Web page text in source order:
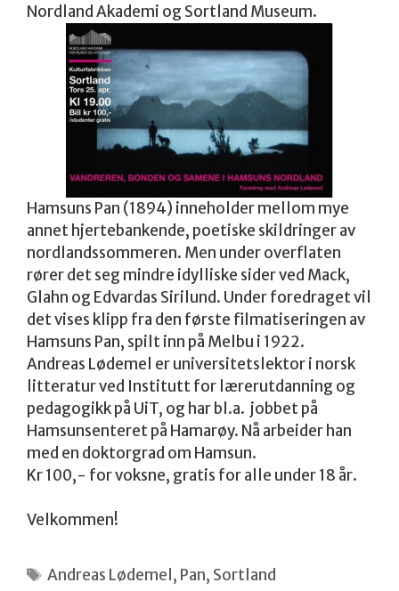
Nordland Akademi og Sortland Museum.
Hamsuns Pan (1894) inneholder mellom mye
annet hjertebankende, poetiske skildringer av
nordlandssommeren. Men under overflaten
rører det seg mindre idylliske sider ved Mack,
Glahn og Edvardas Sirilund. Under foredraget vil
det vises klipp fra den første filmatiseringen av
Hamsuns Pan, spilt inn på Melbu i 1922.
Andreas Lødemel er universitetslektor i norsk
litteratur ved Institutt for lærerutdanning og
pedagogikk på UiT, og har bl.a. jobbet på
Hamsunsenteret på Hamarøy. Nå arbeider han
med en doktorgrad om Hamsun.
Kr 100,- for voksne, gratis for alle under 18 år.
Velkommen!
Stikkord
Andreas Lødemel , Pan, Sortland